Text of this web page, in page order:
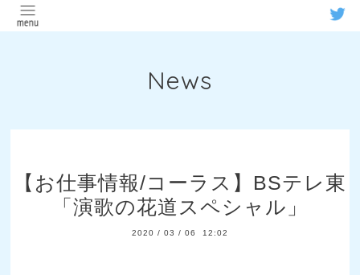
News
【お仕事情報/コーラス】BSテレ東
「演歌の花道スペシャル」
2020 / 03 / 06 12:02